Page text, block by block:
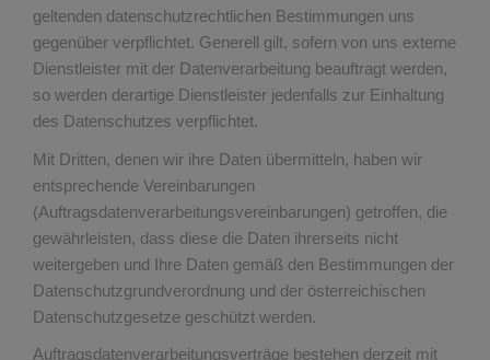
geltenden datenschutzrechtlichen Bestimmungen uns
gegenüber verpflichtet. Generell gilt, sofern von uns externe
Dienstleister mit der Datenverarbeitung beauftragt werden,
so werden derartige Dienstleister jedenfalls zur Einhaltung
des Datenschutzes verpflichtet.
Mit Dritten, denen wir ihre Daten übermitteln, haben wir
entsprechende Vereinbarungen
(Auftragsdatenverarbeitungsvereinbarungen) getroffen, die
gewährleisten, dass diese die Daten ihrerseits nicht
weitergeben und Ihre Daten gemäß den Bestimmungen der
Datenschutzgrundverordnung und der österreichischen
Datenschutzgesetze geschützt werden.
Auftragsdatenverarbeitungsverträge bestehen derzeit mit